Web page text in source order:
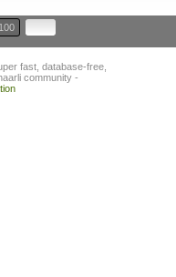
100
fast, database-free,
community -